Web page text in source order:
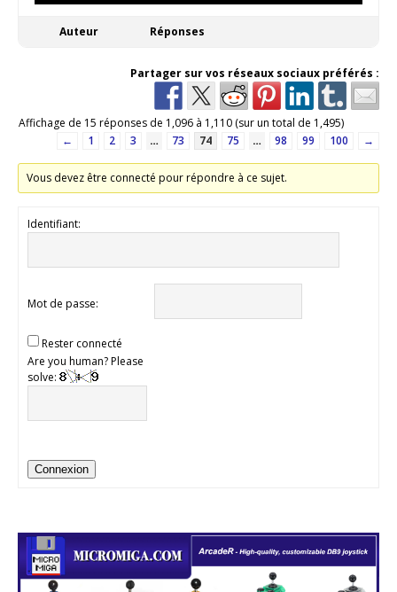
Auteur Réponses
Partager sur vos réseaux sociaux préférés :
Affichage de 15 réponses de 1,096 à 1,110 (sur un total de 1,495)
←
1 2 3 … 73 74 75 … 98 99 100 →
Vous devez être connecté pour répondre à ce sujet.
Identifiant:
Mot de passe:
Rester connecté
Are you human? Please
solve:
Connexion